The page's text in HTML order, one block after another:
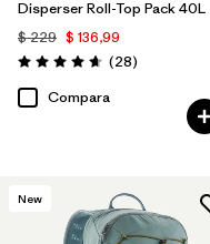
Disperser Roll-Top Pack 40L
$ 229 $ 136,99
Valoración: 4.6 / 5
(28Comentarios
)
Compara
New